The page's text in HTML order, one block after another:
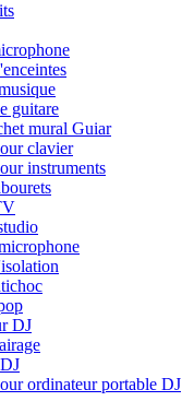
guitare
mural Guiar
clavier
instruments
DJ
ordinateur portable DJ